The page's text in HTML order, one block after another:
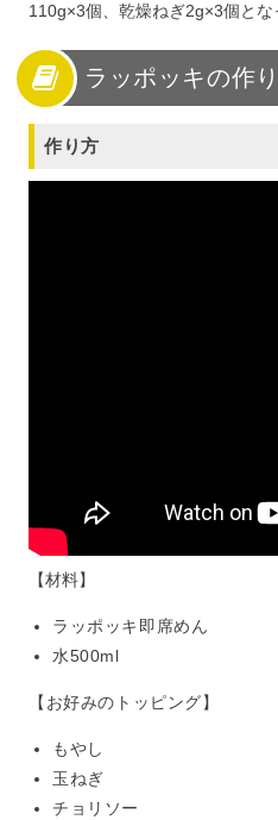
110g×3個、乾燥ねぎ2g×3個とな
ラッポッキの作
作り方
【材料】
ラッポッキ即席めん
水500ml
【お好みのトッピング】
もやし
玉ねぎ
チョリソー